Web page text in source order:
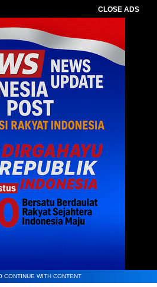
CLOSE ADS
CONTINUE WITH CONTENT